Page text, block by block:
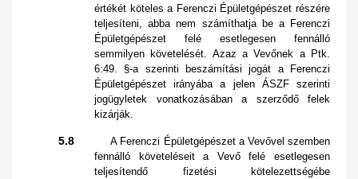
értékét köteles a Ferenczi Épületgépészet részére
teljesíteni, abba nem számíthatja be a Ferenczi
Épületgépészet felé esetlegesen fennálló
semmilyen követelését. Azaz a Vevőnek a Ptk.
6:49. §-a szerinti beszámítási jogát a Ferenczi
Épületgépészet irányába a jelen ÁSZF szerinti
jogügyletek vonatkozásában a szerződő felek
kizárják.
5.8A Ferenczi Épületgépészet a Vevővel szemben
fennálló követeléseit a Vevő felé esetlegesen
teljesítendő fizetési kötelezettségébe